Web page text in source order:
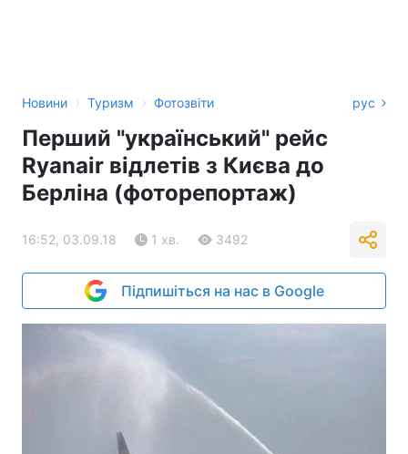
Новини › Туризм › Фотозвіти рус
Перший "український" рейс
Ryanair відлетів з Києва до
Берліна (фоторепортаж)
16:52, 03.09.18 1 хв. 3492
Підпишіться на нас в Google